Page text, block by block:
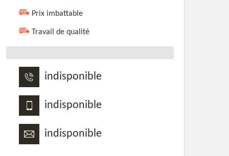
Prix imbattable
Travail de qualité
indisponible
indisponible
indisponible